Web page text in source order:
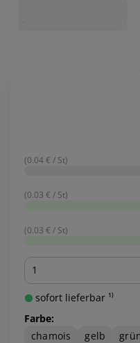
(0.04 € / St)
(0.03 € / St)
(0.03 € / St)
Menge
sofort lieferbar ¹⁾
Farbe:
chamois
gelb